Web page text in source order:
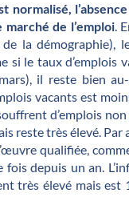
normalisé,
de l’emploi.
la démographie),
le taux d’emplois
il reste bien
vacants est
d’emplois
reste très élevé. Par
qualifiée,
depuis un an.
très élevé mais est